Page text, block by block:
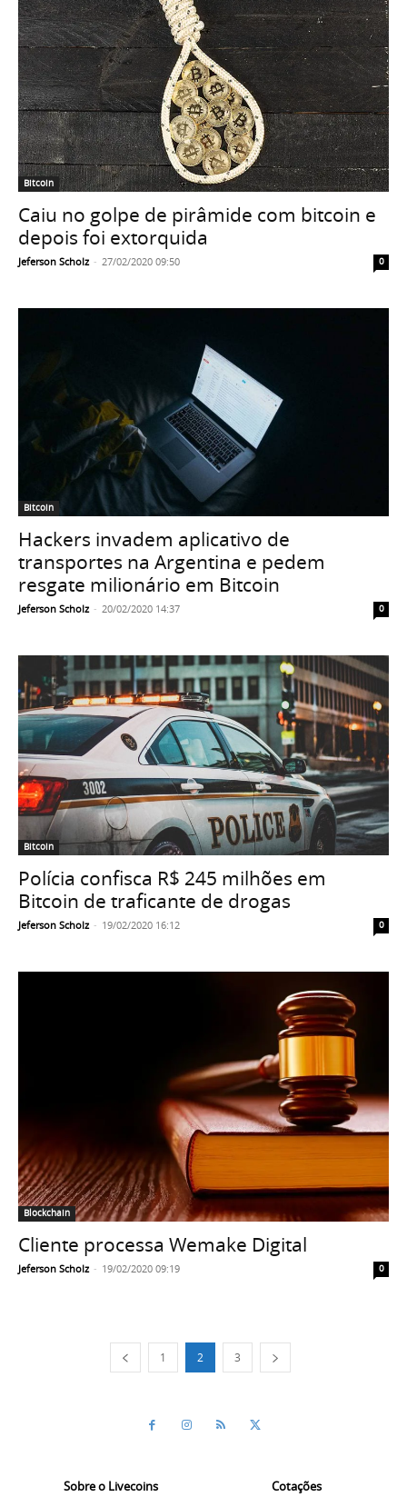
Bitcoin
Caiu no golpe de pirâmide com bitcoin e
depois foi extorquida
Jeferson Scholz - 27/02/2020 09:50 0
Bitcoin
Hackers invadem aplicativo de
transportes na Argentina e pedem
resgate milionário em Bitcoin
Jeferson Scholz - 20/02/2020 14:37 0
Bitcoin
Polícia confisca R$ 245 milhões em
Bitcoin de traficante de drogas
Jeferson Scholz - 19/02/2020 16:12 0
Blockchain
Cliente processa Wemake Digital
Jeferson Scholz - 19/02/2020 09:19 0
1 2 3
Sobre o Livecoins
Cotações